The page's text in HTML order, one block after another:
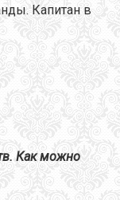
Капитан в
Как можно